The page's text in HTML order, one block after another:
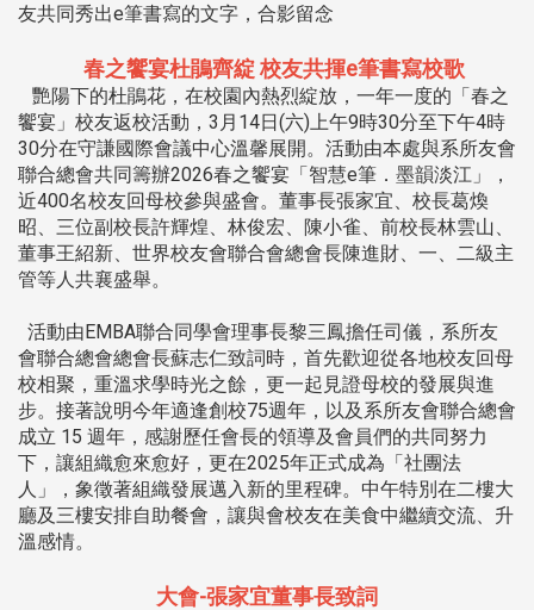
友共同秀出e筆書寫的文字，合影留念
春之饗宴杜鵑齊綻 校友共揮e筆書寫校歌
艷陽下的杜鵑花，在校園內熱烈綻放，一年一度的「春之
饗宴」校友返校活動，3月14日(六)上午9時30分至下午4時
30分在守謙國際會議中心溫馨展開。活動由本處與系所友會
聯合總會共同籌辦2026春之饗宴「智慧e筆．墨韻淡江」，
近400名校友回母校參與盛會。董事長張家宜、校長葛煥
昭、三位副校長許輝煌、林俊宏、陳小雀、前校長林雲山、
董事王紹新、世界校友會聯合會總會長陳進財、一、二級主
管等人共襄盛舉。
活動由EMBA聯合同學會理事長黎三鳳擔任司儀，系所友
會聯合總會總會長蘇志仁致詞時，首先歡迎從各地校友回母
校相聚，重溫求學時光之餘，更一起見證母校的發展與進
步。接著說明今年適逢創校75週年，以及系所友會聯合總會
成立 15 週年，感謝歷任會長的領導及會員們的共同努力
下，讓組織愈來愈好，更在2025年正式成為「社團法
人」，象徵著組織發展邁入新的里程碑。中午特別在二樓大
廳及三樓安排自助餐會，讓與會校友在美食中繼續交流、升
溫感情。
大會-張家宜董事長致詞